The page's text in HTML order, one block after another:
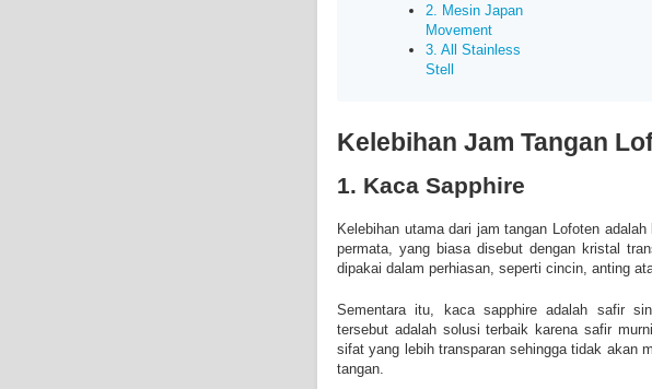
2. Mesin Japan
Movement
3. All Stainless
Stell
Kelebihan Jam Tangan
1. Kaca Sapphire
Kelebihan utama dari jam tangan Lofoten
permata, yang biasa disebut dengan kristal
dipakai dalam perhiasan, seperti cincin, anting
Sementara itu, kaca sapphire adalah safir
tersebut adalah solusi terbaik karena safir
sifat yang lebih transparan sehingga tidak akan
tangan.